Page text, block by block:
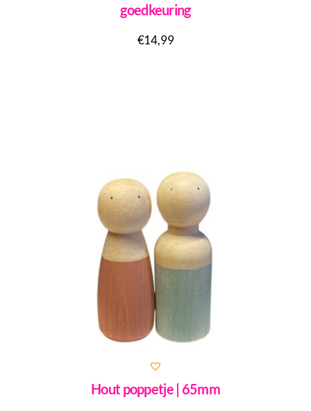
goedkeuring
€14,99
Hout poppetje | 65mm